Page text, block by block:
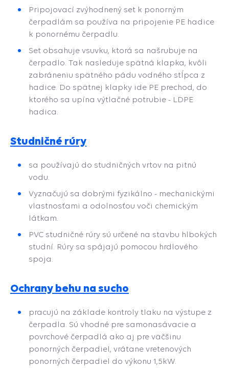
Pripojovací zvýhodnený set k ponorným
čerpadlám sa používa na pripojenie PE hadice
k ponornému čerpadlu.
Set obsahuje vsuvku, ktorá sa našrubuje na
čerpadlo. Tak nasleduje spätná klapka, kvôli
zabráneniu spätného pádu vodného stĺpca z
hadice. Do spätnej klapky ide PE prechod, do
ktorého sa upína výtlačné potrubie - LDPE
hadica.
Studničné rúry
sa používajú do studničných vrtov na pitnú
vodu.
Vyznačujú sa dobrými fyzikálno - mechanickými
vlastnosťami a odolnosťou voči chemickým
látkam.
PVC studničné rúry sú určené na stavbu hlbokých
studní. Rúry sa spájajú pomocou hrdlového
spoja.
Ochrany behu na sucho
pracujú na základe kontroly tlaku na výstupe z
čerpadla. Sú vhodné pre samonasávacie a
povrchové čerpadlá ako aj pre väčšinu
ponorných čerpadiel, vrátane vretenových
ponorných čerpadiel do výkonu 1,5kW.